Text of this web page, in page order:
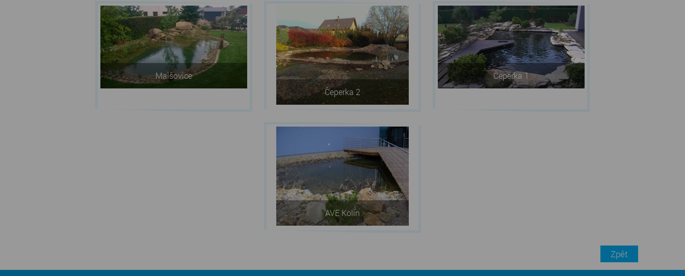
Malšovice
Čeperka 2
Čeperka 1
AVE Kolín
Zpět